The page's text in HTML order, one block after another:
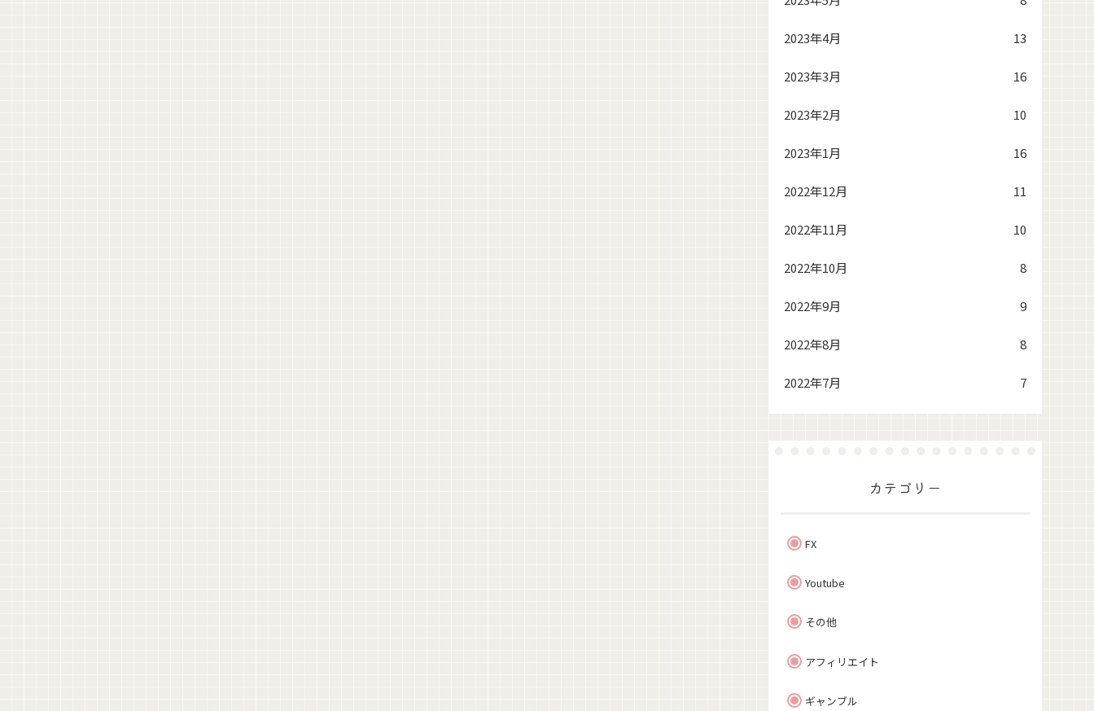
2023年4月 13
2023年3月 16
2023年2月 10
2023年1月 16
2022年12月 11
2022年11月 10
2022年10月 8
2022年9月 9
2022年8月 8
2022年7月 7
カテゴリー
FX
Youtube
その他
アフィリエイト
ギャンブル